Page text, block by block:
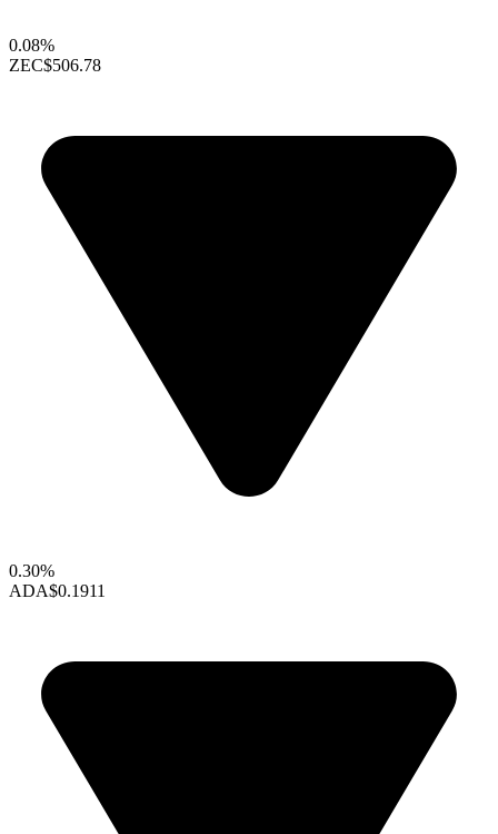
0.08%
ZEC$506.78
0.30%
ADA$0.1911